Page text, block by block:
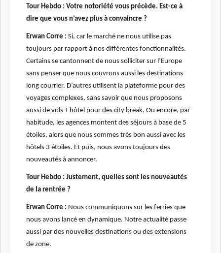
Tour Hebdo : Votre notoriété vous précède. Est-ce à
dire que vous n’avez plus à convaincre ?
Erwan Corre : Si, car le marché ne nous utilise pas
toujours par rapport à nos différentes fonctionnalités.
Certains se cantonnent de nous solliciter sur l’Europe
sans penser que nous couvrons aussi les destinations
long courrier. D’autres utilisent la plateforme pour des
voyages complexes, sans savoir que nous proposons
aussi de vols + hôtel pour des city break. Ou encore, par
habitude, les agences montent des séjours à base de 5
étoiles, alors que nous sommes très bon aussi avec les
hôtels 3 étoiles. Et puis, nous avons toujours des
nouveautés à annoncer.
Tour Hebdo : Justement, quelles sont les nouveautés
de la rentrée ?
Erwan Corre : Nous communiquons sur les ferries que
nous avons lancé en dynamique. Notre actualité passe
aussi par des nouvelles destinations ou des extensions
de zone.